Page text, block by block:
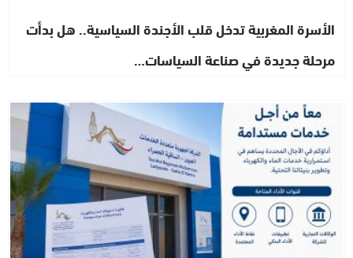
الأسرة المغربية تدخل قلب الأجندة السياسية.. هل بدأت
مرحلة جديدة في صناعة السياسات…
أخبار الصحراء